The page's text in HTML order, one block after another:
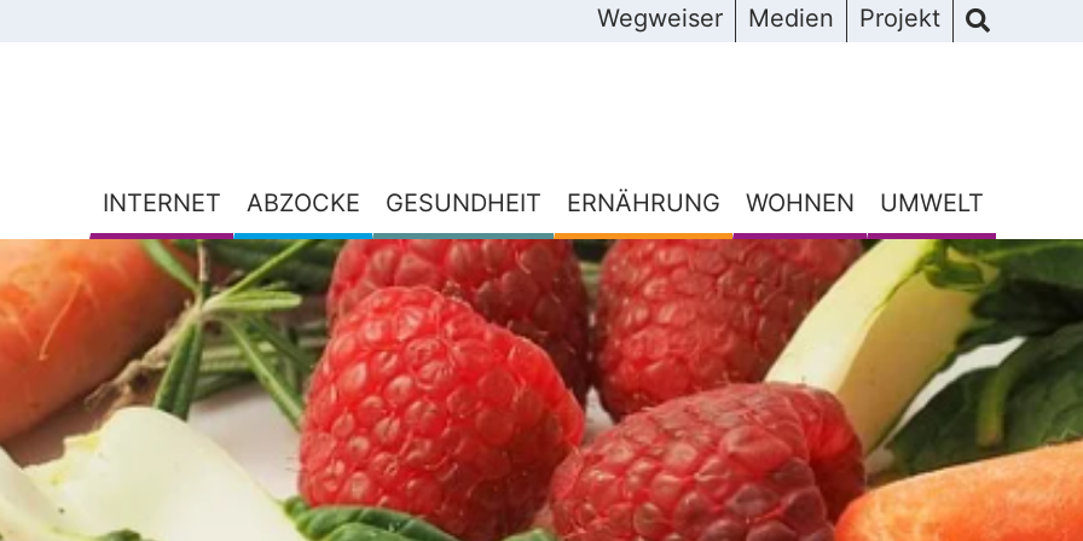
Wegweiser Medien Projekt
INTERNET ABZOCKE GESUNDHEIT ERNÄHRUNG WOHNEN UMWELT